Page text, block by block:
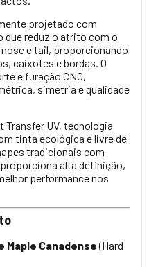
projetado com
que reduz o atrito com o
e tail, proporcionando
caixotes e bordas. O
e furação CNC,
simetria e qualidade
Transfer UV, tecnologia
tinta ecológica e livre de
tradicionais com
alta definição,
performance nos
Maple Canadense(Hard